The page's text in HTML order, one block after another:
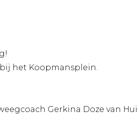
het Koopmansplein.
Gerkina Doze van